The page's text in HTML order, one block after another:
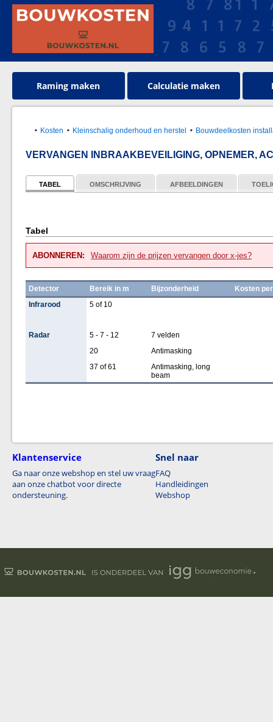
Raming maken Calculatie maken
Kosten Kleinschalig onderhoud en herstel Bouwdeelkosten
VERVANGEN INBRAAKBEVEILIGING, OPNEMER,
TABEL OMSCHRIJVING AFBEELDINGEN
Tabel
ABONNEREN: Waarom zijn de prijzen vervangen door x-jes?
Detector Bereik in m Bijzonderheid
Kosten
Infrarood
5 of 10
Radar 5 - 7 - 12
7 velden
20
Antimasking
37 of 61
Antimasking, long
beam
Klantenservice
Ga naar onze webshop en stel uw vraag
aan onze chatbot voor directe
ondersteuning.
Snel naar
FAQ
Handleidingen
Webshop